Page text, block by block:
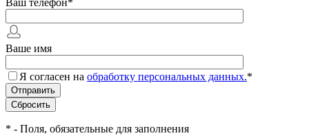
Ваш телефон*
Ваше имя
Я согласен на обработку персональных данных.*
* - Поля, обязательные для заполнения